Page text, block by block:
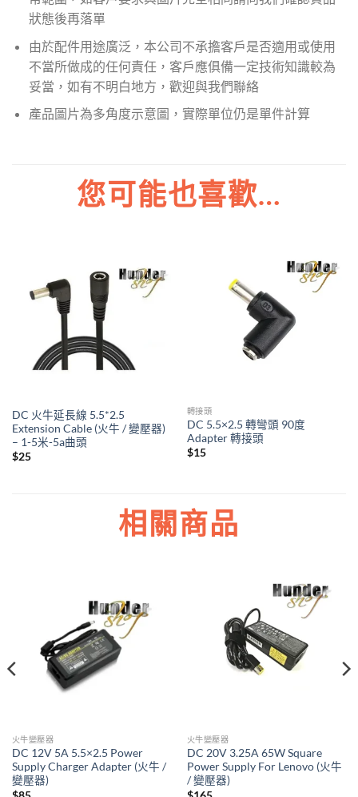
狀態後再落單
由於配件用途廣泛，本公司不承擔客戶是否適用或使用
不當所做成的任何責任，客戶應俱備一定技術知識較為
妥當，如有不明白地方，歡迎與我們聯絡
產品圖片為多角度示意圖，實際單位仍是單件計算
您可能也喜歡…
DC 火牛延長線 5.5*2.5
Extension Cable (火牛 / 變壓器)
– 1-5米-5a曲頭
$25
轉接頭
DC 5.5×2.5 轉彎頭 90度
Adapter 轉接頭
$15
相關商品
火牛變壓器
DC 12V 5A 5.5×2.5 Power
Supply Charger Adapter (火牛 /
變壓器)
火牛變壓器
DC 20V 3.25A 65W Square
Power Supply For Lenovo (火牛
/ 變壓器)